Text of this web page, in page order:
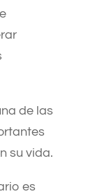
de las
su vida.
es